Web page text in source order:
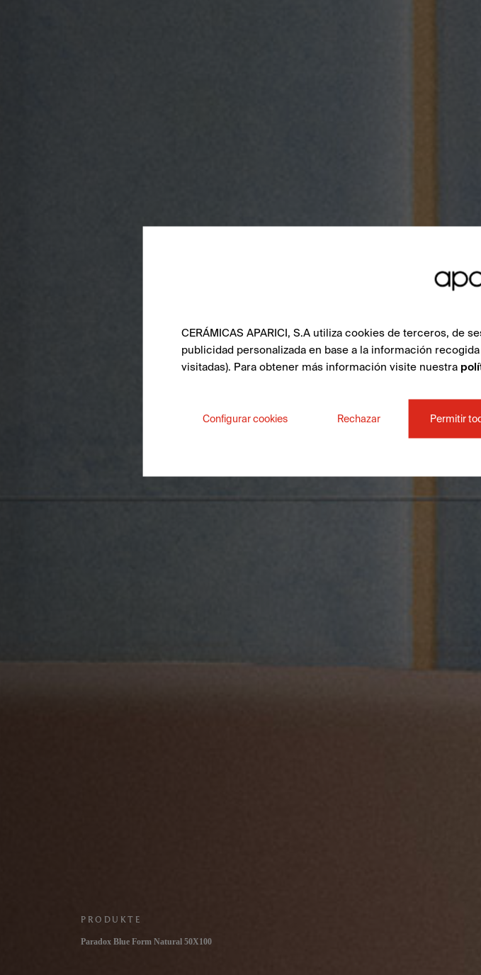
PRODUKTE
Paradox Blue Form Natural 50X100
CERÁMICAS APARICI, S.A utiliza cookies de terceros, de
publicidad personalizada en base a la información
visitadas). Para obtener más información visite nuestra
Configurar cookies Rechazar Permitir